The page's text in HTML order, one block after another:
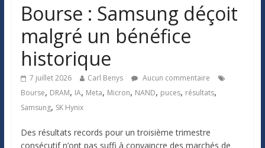
Bourse : Samsung déçoit
malgré un bénéfice
historique
7 juillet 2026 Carl Benys
Aucun commentaire
Bourse, DRAM, IA, Meta, Micron, NAND, puces, résultats,
Samsung, SK Hynix
Des résultats records pour un troisième trimestre
consécutif n’ont pas suffi à convaincre des marchés de